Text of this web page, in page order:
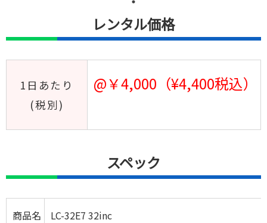
レンタル価格
1日あたり
(税別)
@￥4,000（¥4,400税込）
スペック
商品名 LC-32E7 32inc